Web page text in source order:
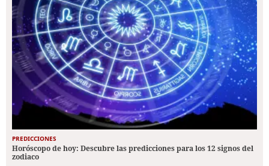
PREDICCIONES
Horóscopo de hoy: Descubre las predicciones para los 12 signos del
zodiaco